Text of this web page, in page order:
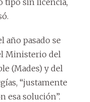
año pasado se
Ministerio del
(Mades) y del
“justamente
esa solución”.